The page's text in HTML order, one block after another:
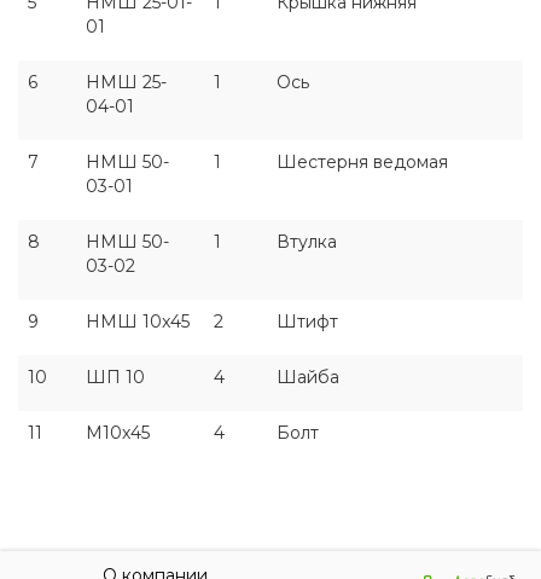
01
6
НМШ 25-
04-01
1 Ось
7
НМШ 50-
03-01
1 Шестерня ведомая
8
НМШ 50-
03-02
1 Втулка
9 НМШ 10x45 2 Штифт
10 ШП 10 4 Шайба
11 M10х45 4 Болт